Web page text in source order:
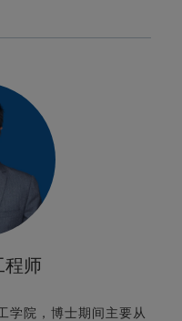
程师
学院，博士期间主要从